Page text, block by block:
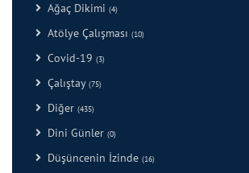
Ağaç Dikimi (4)
Atölye Çalışması (10)
Covid-19 (3)
Çalıştay (75)
Diğer (435)
Dini Günler (0)
Düşüncenin İzinde (16)